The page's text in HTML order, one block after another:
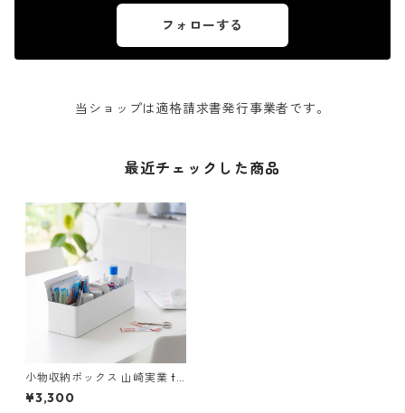
フォローする
当ショップは適格請求書発行事業者です。
最近チェックした商品
小物収納ボックス 山崎実業 to
wer タワー ハンドル付きスリ
ム収納ボックス ホワイト
¥3,300